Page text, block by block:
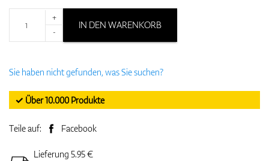
+
-
IN DEN WARENKORB
Sie haben nicht gefunden, was Sie suchen?
✓ Über 10.000 Produkte
Teile auf: Facebook
Lieferung 5.95 €